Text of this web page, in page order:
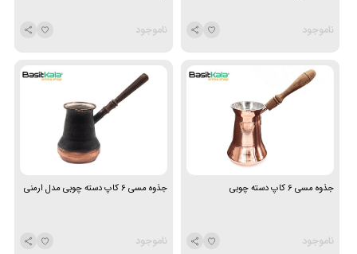
ناموجود ناموجود
جذوه مسی 6 کاپ دسته چوبی
ناموجود
جذوه مسی 6 کاپ دسته چوبی مدل ارمنی
ناموجود